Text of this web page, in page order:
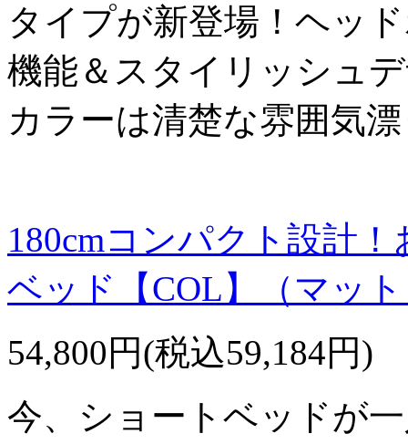
タイプが新登場！ヘッ
機能＆スタイリッシュ
カラーは清楚な雰囲気
180cmコンパクト設計
ベッド【COL】（マッ
54,800円(税込59,184円)
今、ショートベッドが